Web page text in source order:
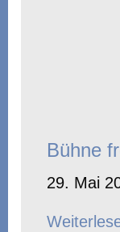
Bühne
29. Mai